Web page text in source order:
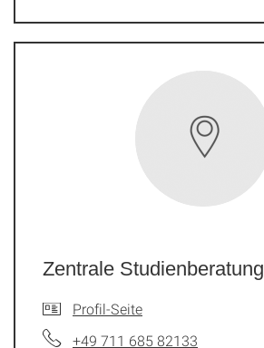
Zentrale Studienberatung
Profil-Seite
+49 711 685 82133